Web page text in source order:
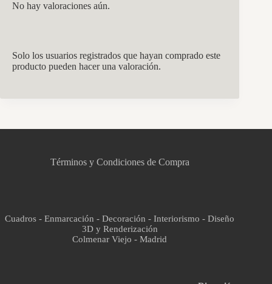
No hay valoraciones aún.
Solo los usuarios registrados que hayan comprado este
producto pueden hacer una valoración.
Términos y Condiciones de Compra
Cuadros - Enmarcación - Decoración - Interiorismo - Diseño
3D y Renderización
Colmenar Viejo - Madrid
Asistente virtual · En línea